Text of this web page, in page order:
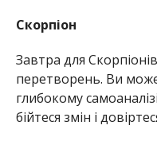
Скорпіон
Завтра для
перетворень. Ви
глибокому
бійтеся змін і